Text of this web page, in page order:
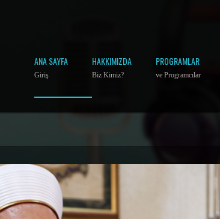
ANA SAYFA
Giriş
HAKKIMIZDA
Biz Kimiz?
PROGRAMLAR
ve Programcılar